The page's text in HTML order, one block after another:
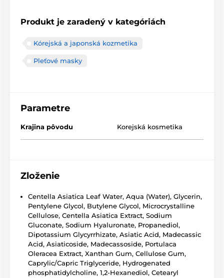
Produkt je zaradený v kategóriách
Kórejská a japonská kozmetika
Pleťové masky
Parametre
Krajina pôvodu Korejská kosmetika
Zloženie
Centella Asiatica Leaf Water, Aqua (Water), Glycerin,
Pentylene Glycol, Butylene Glycol, Microcrystalline
Cellulose, Centella Asiatica Extract, Sodium
Gluconate, Sodium Hyaluronate, Propanediol,
Dipotassium Glycyrrhizate, Asiatic Acid, Madecassic
Acid, Asiaticoside, Madecassoside, Portulaca
Oleracea Extract, Xanthan Gum, Cellulose Gum,
Caprylic/Capric Triglyceride, Hydrogenated
phosphatidylcholine, 1,2-Hexanediol, Cetearyl